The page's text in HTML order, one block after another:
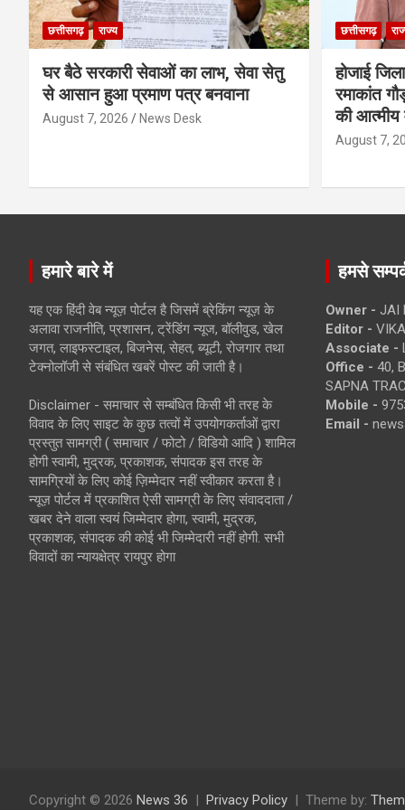
छत्तीसगढ़ राज्य
घर बैठे सरकारी सेवाओं का लाभ, सेवा सेतु
से आसान हुआ प्रमाण पत्र बनवाना
August 7, 2026 News Desk
छत्तीसगढ़
होजाई
रमाकांत
की आत्मीय
August 7,
हमारे बारे में
यह एक हिंदी वेब न्यूज़ पोर्टल है जिसमें ब्रेकिंग न्यूज़ के
अलावा राजनीति, प्रशासन, ट्रेंडिंग न्यूज, बॉलीवुड, खेल
जगत, लाइफस्टाइल, बिजनेस, सेहत, ब्यूटी, रोजगार तथा
टेक्नोलॉजी से संबंधित खबरें पोस्ट की जाती है।
Disclaimer - समाचार से सम्बंधित किसी भी तरह के
विवाद के लिए साइट के कुछ तत्वों में उपयोगकर्ताओं द्वारा
प्रस्तुत सामग्री ( समाचार / फोटो / विडियो आदि ) शामिल
होगी स्वामी, मुद्रक, प्रकाशक, संपादक इस तरह के
सामग्रियों के लिए कोई ज़िम्मेदार नहीं स्वीकार करता है।
न्यूज़ पोर्टल में प्रकाशित ऐसी सामग्री के लिए संवाददाता /
खबर देने वाला स्वयं जिम्मेदार होगा, स्वामी, मुद्रक,
प्रकाशक, संपादक की कोई भी जिम्मेदारी नहीं होगी. सभी
विवादों का न्यायक्षेत्र रायपुर होगा
हमसे
Owner - JAI
Editor -
Associate -
Office - 40,
SAPNA
Mobile -
Email -
Copyright © 2026 News 36 Privacy Policy Theme by: